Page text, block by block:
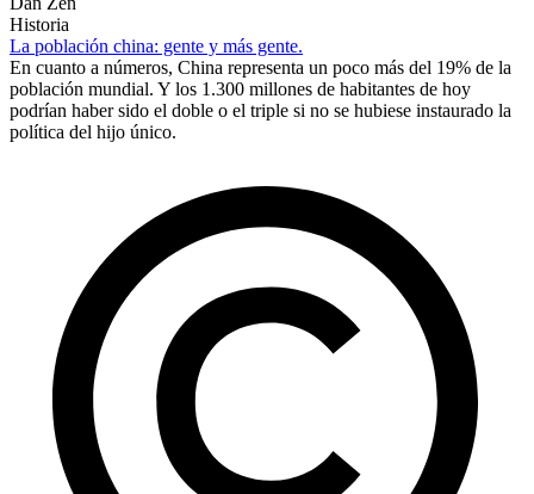
Historia
La población china: gente y más gente.
En cuanto a números, China representa un poco más del 19% de la
población mundial. Y los 1.300 millones de habitantes de hoy
podrían haber sido el doble o el triple si no se hubiese instaurado la
política del hijo único.